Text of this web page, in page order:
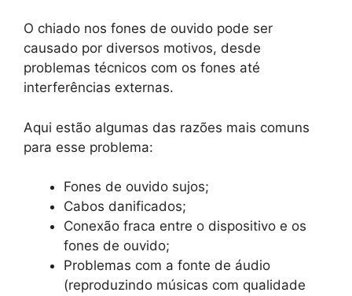
O chiado nos fones de ouvido pode ser
causado por diversos motivos, desde
problemas técnicos com os fones até
interferências externas.
Aqui estão algumas das razões mais comuns
para esse problema:
Fones de ouvido sujos;
Cabos danificados;
Conexão fraca entre o dispositivo e os
fones de ouvido;
Problemas com a fonte de áudio
(reproduzindo músicas com qualidade